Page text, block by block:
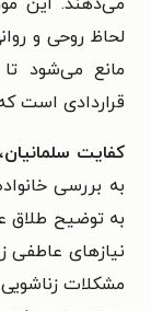
لحاظ روحی و
مانع می‌شود
قراردادی است
کفایت سلمانیان،
به بررسی
به توضیح طلاق
نیازهای عاطفی
مشکلات